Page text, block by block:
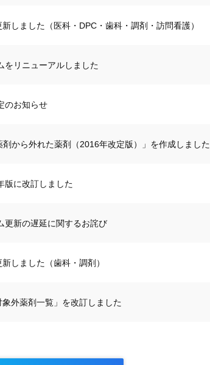
しました（医科・DPC・歯科・調剤・訪問看護）
をリニューアルしました
のお知らせ
剤から外れた薬剤（2016年改定版）」を作成しました
版に改訂しました
更新の遅延に関するお詫び
しました（歯科・調剤）
象外薬剤一覧」を改訂しました